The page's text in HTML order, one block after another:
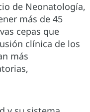
de Neonatología,
más de 45
cepas que
clínica de los
más